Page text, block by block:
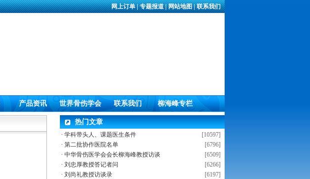
网上订单|专题报道|网站地图|联系我们
产品资讯 世界骨伤学会 联系我们 柳海峰专栏
热门文章
[10597]
· 学科带头人、课题医生条件
[6796]
· 第二批协作医院名单
[6509]
· 中华骨伤医学会会长柳海峰教授访谈
[6266]
· 刘忠厚教授答记者问
[6197]
· 刘尚礼教授访谈录